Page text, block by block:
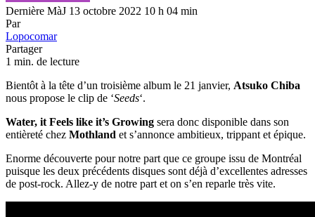
Dernière MàJ 13 octobre 2022 10 h 04 min
Par
Lopocomar
Partager
1 min. de lecture
Bientôt à la tête d’un troisième album le 21 janvier, Atsuko Chiba
nous propose le clip de ‘Seeds‘.
Water, it Feels like it’s Growing sera donc disponible dans son
entièreté chez Mothland et s’annonce ambitieux, trippant et épique.
Enorme découverte pour notre part que ce groupe issu de Montréal
puisque les deux précédents disques sont déjà d’excellentes adresses
de post-rock. Allez-y de notre part et on s’en reparle très vite.